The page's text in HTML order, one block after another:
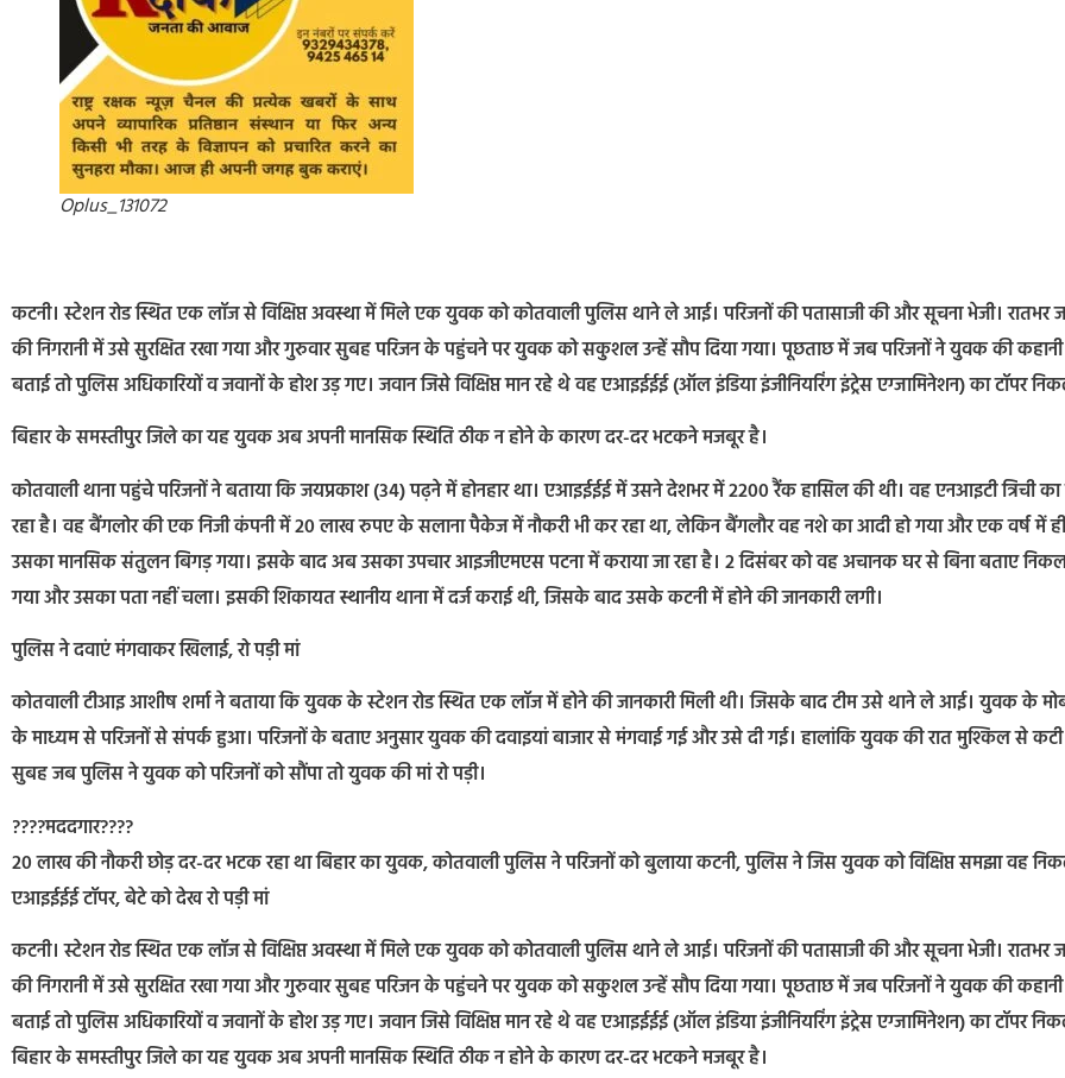
Oplus_131072
कटनी। स्टेशन रोड स्थित एक लॉज से विक्षिप्त अवस्था में मिले एक युवक को कोतवाली पुलिस थाने ले आई। परिजनों की पतासाजी की और सूचना भेजी। रातभर
की निगरानी में उसे सुरक्षित रखा गया और गुरुवार सुबह परिजन के पहुंचने पर युवक को सकुशल उन्हें सौप दिया गया। पूछताछ में जब परिजनों ने युवक की कहानी
बताई तो पुलिस अधिकारियों व जवानों के होश उड़ गए। जवान जिसे विक्षिप्त मान रहे थे वह एआइईईई (ऑल इंडिया इंजीनियरिंग इंट्रेस एग्जामिनेशन) का टॉपर
बिहार के समस्तीपुर जिले का यह युवक अब अपनी मानसिक स्थिति ठीक न होने के कारण दर-दर भटकने मजबूर है।
कोतवाली थाना पहुंचे परिजनों ने बताया कि जयप्रकाश (34) पढ़ने में होनहार था। एआइईईई में उसने देशभर में 2200 रैंक हासिल की थी। वह एनआइटी त्रिची का
रहा है। वह बैंगलोर की एक निजी कंपनी में 20 लाख रुपए के सलाना पैकेज में नौकरी भी कर रहा था, लेकिन बैंगलौर वह नशे का आदी हो गया और एक वर्ष में ही
उसका मानसिक संतुलन बिगड़ गया। इसके बाद अब उसका उपचार आइजीएमएस पटना में कराया जा रहा है। 2 दिसंबर को वह अचानक घर से बिना बताए
गया और उसका पता नहीं चला। इसकी शिकायत स्थानीय थाना में दर्ज कराई थी, जिसके बाद उसके कटनी में होने की जानकारी लगी।
पुलिस ने दवाएं मंगवाकर खिलाई, रो पड़ी मां
कोतवाली टीआइ आशीष शर्मा ने बताया कि युवक के स्टेशन रोड स्थित एक लॉज में होने की जानकारी मिली थी। जिसके बाद टीम उसे थाने ले आई। युवक के
के माध्यम से परिजनों से संपर्क हुआ। परिजनों के बताए अनुसार युवक की दवाइयां बाजार से मंगवाई गई और उसे दी गई। हालांकि युवक की रात मुश्किल से
सुबह जब पुलिस ने युवक को परिजनों को सौंपा तो युवक की मां रो पड़ी।
????मददगार????
20 लाख की नौकरी छोड़ दर-दर भटक रहा था बिहार का युवक, कोतवाली पुलिस ने परिजनों को बुलाया कटनी, पुलिस ने जिस युवक को विक्षिप्त समझा वह
एआइईईई टॉपर, बेटे को देख रो पड़ी मां
कटनी। स्टेशन रोड स्थित एक लॉज से विक्षिप्त अवस्था में मिले एक युवक को कोतवाली पुलिस थाने ले आई। परिजनों की पतासाजी की और सूचना भेजी। रातभर
की निगरानी में उसे सुरक्षित रखा गया और गुरुवार सुबह परिजन के पहुंचने पर युवक को सकुशल उन्हें सौप दिया गया। पूछताछ में जब परिजनों ने युवक की कहानी
बताई तो पुलिस अधिकारियों व जवानों के होश उड़ गए। जवान जिसे विक्षिप्त मान रहे थे वह एआइईईई (ऑल इंडिया इंजीनियरिंग इंट्रेस एग्जामिनेशन) का टॉपर
बिहार के समस्तीपुर जिले का यह युवक अब अपनी मानसिक स्थिति ठीक न होने के कारण दर-दर भटकने मजबूर है।